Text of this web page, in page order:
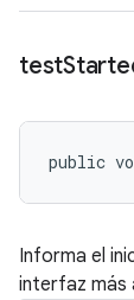
test
public
Informa el
interfaz más